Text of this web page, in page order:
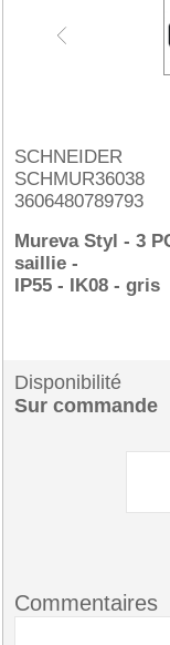
SCHNEIDER
SCHMUR36038
3606480789793
Mureva Styl - 3
saillie -
IP55 - IK08 - gris
Disponibilité
Sur commande
Commentaires